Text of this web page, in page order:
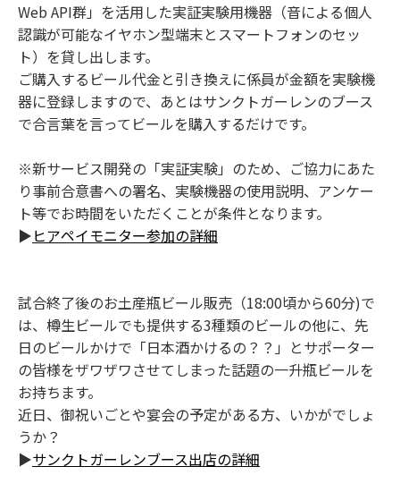
Web API群」を活用した実証実験用機器（音による個人
認識が可能なイヤホン型端末とスマートフォンのセッ
ト）を貸し出します。
ご購入するビール代金と引き換えに係員が金額を実験機
器に登録しますので、あとはサンクトガーレンのブース
で合言葉を言ってビールを購入するだけです。
※新サービス開発の「実証実験」のため、ご協力にあた
り事前合意書への署名、実験機器の使用説明、アンケー
ト等でお時間をいただくことが条件となります。
▶ヒアペイモニター参加の詳細
試合終了後のお土産瓶ビール販売（18:00頃から60分)で
は、樽生ビールでも提供する3種類のビールの他に、先
日のビールかけで「日本酒かけるの？？」とサポーター
の皆様をザワザワさせてしまった話題の一升瓶ビールを
お持ちます。
近日、御祝いごとや宴会の予定がある方、いかがでしょ
うか？
▶サンクトガーレンブース出店の詳細